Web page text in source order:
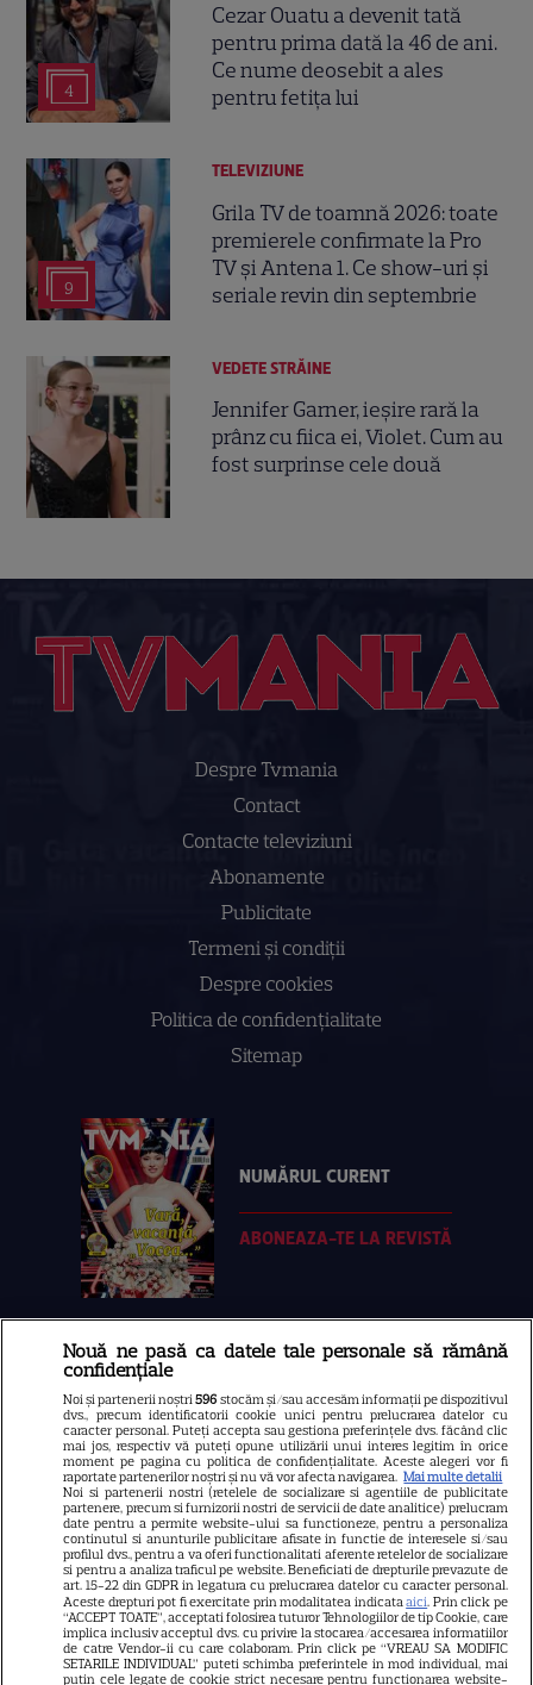
4
Cezar Ouatu a devenit tată
pentru prima dată la 46 de ani.
Ce nume deosebit a ales
pentru fetița lui
9
TELEVIZIUNE
Grila TV de toamnă 2026: toate
premierele confirmate la Pro
TV și Antena 1. Ce show-uri și
seriale revin din septembrie
VEDETE STRĂINE
Jennifer Garner, ieșire rară la
prânz cu fiica ei, Violet. Cum au
fost surprinse cele două
Despre Tvmania
Contact
Contacte televiziuni
Abonamente
Publicitate
Termeni și condiții
Despre cookies
Politica de confidenţialitate
Sitemap
NUMĂRUL CURENT
ABONEAZA-TE LA REVISTĂ
Libertatea
Libertatea pentru femei
GSP
Știri mondene
Avantaje
Elle
Unica
Retete practice
URMĂREȘTE-NE PE
Nouă ne pasă ca datele tale personale să rămână
confidențiale
Noi și partenerii noștri596 stocăm și/sau accesăm informații pe dispozitivul
dvs., precum identificatorii cookie unici pentru prelucrarea datelor cu
caracter personal. Puteți accepta sau gestiona preferințele dvs. făcând clic
mai jos, respectiv vă puteți opune utilizării unui interes legitim în orice
moment pe pagina cu politica de confidențialitate. Aceste alegeri vor fi
raportate partenerilor noștri și nu vă vor afecta navigarea. Mai multe detalii
Noi si partenerii nostri (retelele de socializare si agentiile de publicitate
partenere, precum si furnizorii nostri de servicii de date analitice) prelucram
date pentru a permite website-ului sa functioneze, pentru a personaliza
continutul si anunturile publicitare afisate in functie de interesele si/sau
profilul dvs., pentru a va oferi functionalitati aferente retelelor de socializare
si pentru a analiza traficul pe website. Beneficiati de drepturile prevazute de
art. 15-22 din GDPR in legatura cu prelucrarea datelor cu caracter personal.
Aceste drepturi pot fi exercitate prin modalitatea indicataaici. Prin click pe
“ACCEPT TOATE”, acceptati folosirea tuturor Tehnologiilor de tip Cookie, care
implica inclusiv acceptul dvs. cu privire la stocarea/accesarea informatiilor
de catre Vendor-ii cu care colaboram. Prin click pe “VREAU SA MODIFIC
SETARILE INDIVIDUAL” puteti schimba preferintele in mod individual, mai
putin cele legate de cookie strict necesare pentru functionarea website-